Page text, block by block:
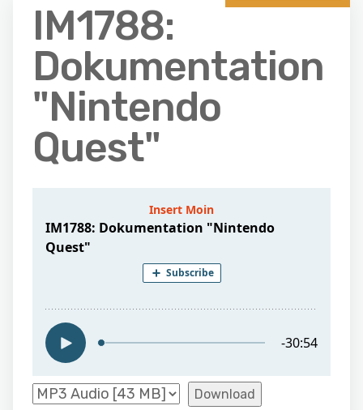
IM1788:
Dokumentation
"Nintendo
Quest"
Download